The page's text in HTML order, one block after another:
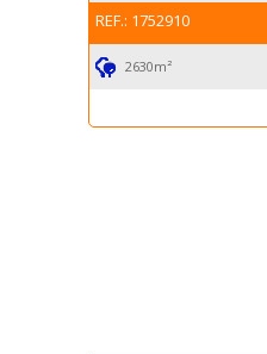
REF.: 1752910
2630m²